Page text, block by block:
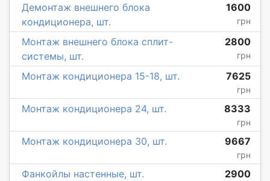
Демонтаж внешнего блока
кондиционера, шт.
1600
грн
Монтаж внешнего блока сплит-
системы, шт.
2800
грн
Монтаж кондиционера 15-18, шт. 7625
грн
Монтаж кондиционера 24, шт. 8333
грн
Монтаж кондиционера 30, шт. 9667
грн
Фанкойлы настенные, шт. 2900